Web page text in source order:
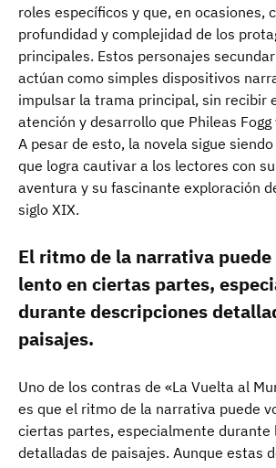
roles específicos y que, en ocasiones,
profundidad y complejidad de los
principales. Estos personajes
actúan como simples dispositivos
impulsar la trama principal, sin recibir
atención y desarrollo que Phileas
A pesar de esto, la novela sigue
que logra cautivar a los lectores con
aventura y su fascinante exploración
siglo XIX.
El ritmo de la narrativa
lento en ciertas partes,
durante descripciones
paisajes.
Uno de los contras de «La Vuelta al
es que el ritmo de la narrativa puede
ciertas partes, especialmente durante
detalladas de paisajes. Aunque estas